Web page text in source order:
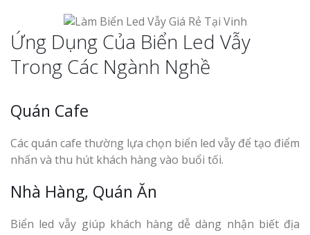
Ứng Dụng Của Biển Led Vẫy
Trong Các Ngành Nghề
Quán Cafe
Các quán cafe thường lựa chọn biển led vẫy để tạo điểm
nhấn và thu hút khách hàng vào buổi tối.
Nhà Hàng, Quán Ăn
Biển led vẫy giúp khách hàng dễ dàng nhận biết địa